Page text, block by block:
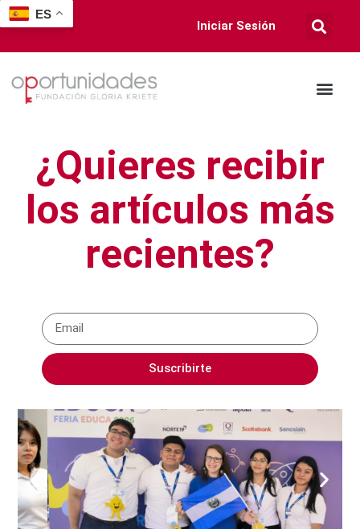
Iniciar Sesión
¿Quieres recibir
los artículos más
recientes?
Suscribirte
ES